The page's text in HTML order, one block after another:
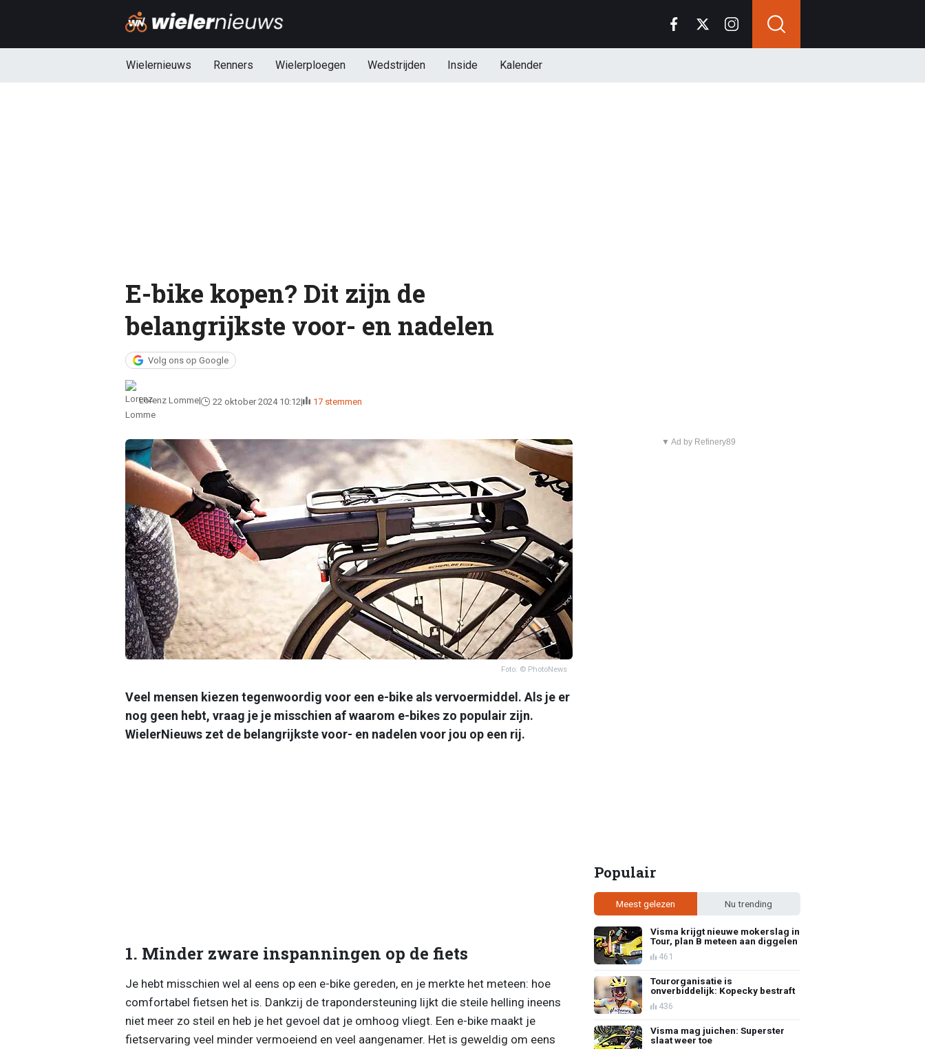
Wielernieuws Renners Wielerploegen Wedstrijden Inside Kalender
E-bike kopen? Dit zijn de
belangrijkste voor- en nadelen
Volg ons op Google
Lorenz Lomme 22 oktober 2024 10:12 17 stemmen
Foto: © PhotoNews
Veel mensen kiezen tegenwoordig voor een e-bike als vervoermiddel. Als je er
nog geen hebt, vraag je je misschien af waarom e-bikes zo populair zijn.
WielerNieuws zet de belangrijkste voor- en nadelen voor jou op een rij.
1. Minder zware inspanningen op de fiets
Je hebt misschien wel al eens op een e-bike gereden, en je merkte het meteen: hoe
comfortabel fietsen het is. Dankzij de trapondersteuning lijkt die steile helling ineens
niet meer zo steil en heb je het gevoel dat je omhoog vliegt. Een e-bike maakt je
fietservaring veel minder vermoeiend en veel aangenamer. Het is geweldig om eens
▼ Ad by Refinery89
Populair
Meest gelezen Nu trending
Visma krijgt nieuwe mokerslag in
Tour, plan B meteen aan diggelen
461
Tourorganisatie is
onverbiddelijk: Kopecky bestraft
436
Visma mag juichen: Superster
slaat weer toe